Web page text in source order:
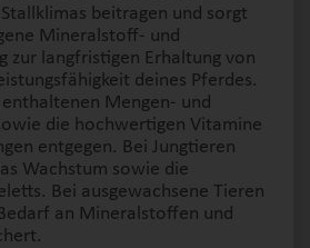
beitragen und sorgt
Mineralstoff- und
zur langfristigen Erhaltung von
deines Pferdes.
Mengen- und
die hochwertigen Vitamine
entgegen. Bei Jungtieren
Wachstum sowie die
Bei ausgewachsene Tieren
an Mineralstoffen und